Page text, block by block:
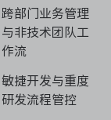
跨部门业务管理
与非技术团队工
作流
敏捷开发与重度
研发流程管控